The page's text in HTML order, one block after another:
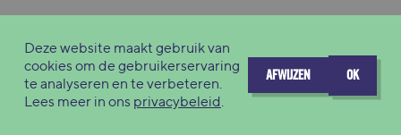
Deze website maakt gebruik van
cookies om de gebruikerservaring
te analyseren en te verbeteren.
Lees meer in ons privacybeleid.
AFWIJZEN OK